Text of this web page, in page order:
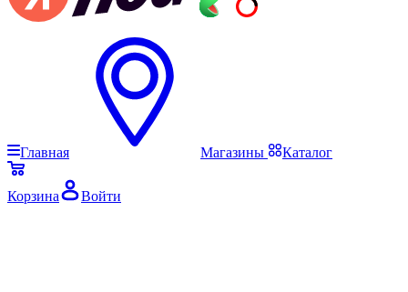
Главная Магазины Каталог
Корзина Войти